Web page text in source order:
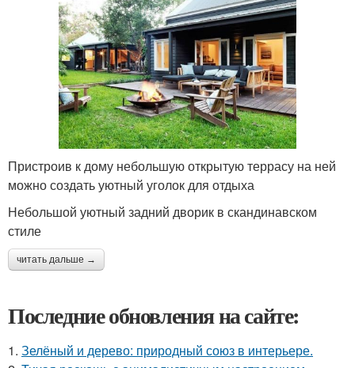
Пристроив к дому небольшую открытую террасу на ней
можно создать уютный уголок для отдыха
Небольшой уютный задний дворик в скандинавском
стиле
читать дальше →
Последние обновления на сайте:
1. Зелёный и дерево: природный союз в интерьере.